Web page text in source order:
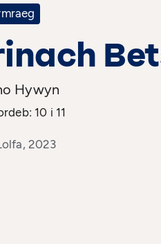
Hywyn
10 i 11
2023